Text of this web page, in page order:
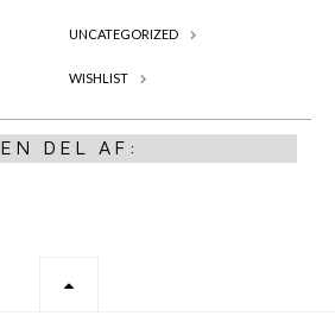
UNCATEGORIZED
WISHLIST
EN DEL AF: